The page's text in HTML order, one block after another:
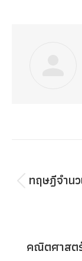
ทฤษฎีจำน
คณิตศาสต